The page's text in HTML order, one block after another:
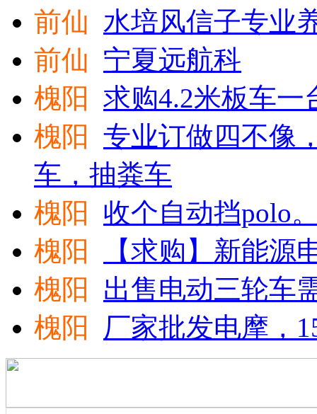
前仙 水培风信子专业
前仙 宁夏远航科
槐阳
求购4.2米板车一
槐阳
专业订做四不像
车，抽粪车
槐阳
收个自动挡polo
槐阳
【求购】新能源
槐阳
出售电动三轮车
槐阳
厂家批发电摩，